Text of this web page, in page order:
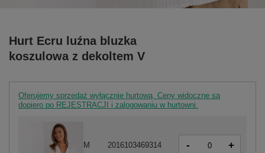
Hurt Ecru luźna bluzka
koszulowa z dekoltem V
Oferujemy sprzedaż wyłącznie hurtową. Ceny widoczne są
dopiero po REJESTRACJI i zalogowaniu w hurtowni.
M 2016103469314 - +